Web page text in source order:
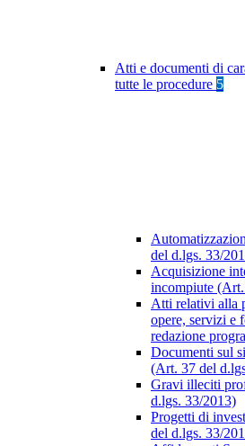
Atti e documenti di
tutte le procedure 5
del d.lgs. 33/
Acquisizione
incompiute
Atti relativi alla
opere, servizi e
redazione
Documenti sul
(Art. 37 del
Gravi illeciti
d.lgs. 33/2013)
Progetti di
del d.lgs. 33/